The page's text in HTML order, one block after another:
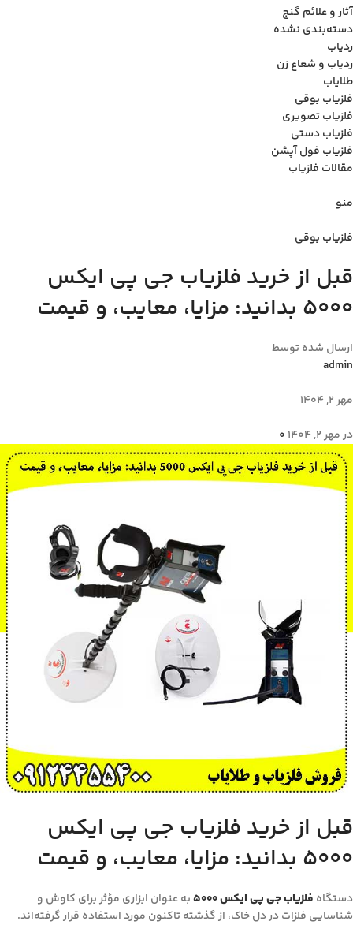
آثار و علائم گنج
دسته‌بندی نشده
ردیاب
ردیاب و شعاع زن
طلایاب
فلزیاب بوقی
فلزیاب تصویری
فلزیاب دستی
فلزیاب فول آپشن
مقالات فلزیاب
منو
فلزیاب بوقی
قبل از خرید فلزیاب جی پی ایکس
5000 بدانید: مزایا، معایب، و قیمت
ارسال شده توسط
admin
مهر 2, 1404
در مهر 2, 1404
0
قبل از خرید فلزیاب جی پی ایکس
5000 بدانید: مزایا، معایب، و قیمت
دستگاه فلزیاب‌ جی پی ایکس ۵۰۰۰
به عنوان ابزاری مؤثر برای کاوش و
شناسایی فلزات در دل خاک، از گذشته تاکنون مورد استفاده قرار گرفته‌اند.